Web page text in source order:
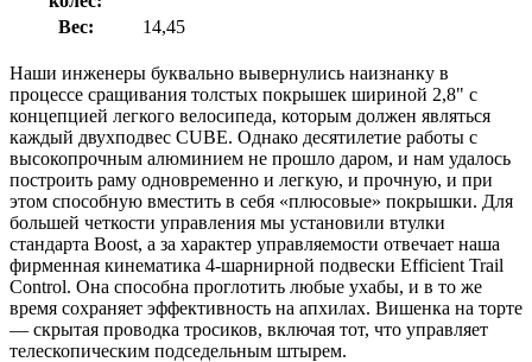
Вес:
14,45
Наши инженеры буквально вывернулись наизнанку в
процессе сращивания толстых покрышек шириной 2,8" с
концепцией легкого велосипеда, которым должен являться
каждый двухподвес CUBE. Однако десятилетие работы с
высокопрочным алюминием не прошло даром, и нам удалось
построить раму одновременно и легкую, и прочную, и при
этом способную вместить в себя «плюсовые» покрышки. Для
большей четкости управления мы установили втулки
стандарта Boost, а за характер управляемости отвечает наша
фирменная кинематика 4-шарнирной подвески Efficient Trail
Control. Она способна проглотить любые ухабы, и в то же
время сохраняет эффективность на апхилах. Вишенка на торте
— скрытая проводка тросиков, включая тот, что управляет
телескопическим подседельным штырем.